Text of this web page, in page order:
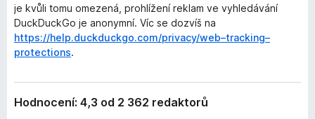
je kvůli tomu omezená, prohlížení reklam ve vyhledávání
DuckDuckGo je anonymní. Víc se dozvíš na
https://help.duckduckgo.com/privacy/web–tracking–
protections.
Hodnocení: 4,3 od 2 362 redaktorů